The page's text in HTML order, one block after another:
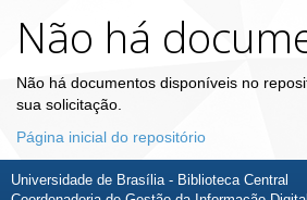
Não há
Não há documentos disponíveis no
sua solicitação.
Página inicial do repositório
Universidade de Brasília - Biblioteca Central